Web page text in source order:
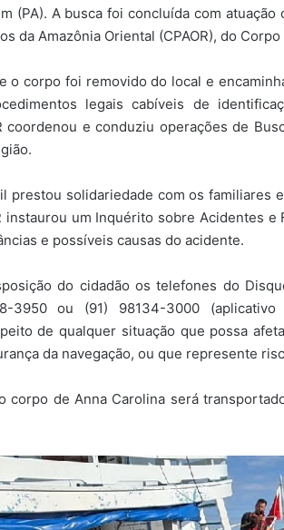
(PA). A busca foi concluída com
da Amazônia Oriental (CPAOR), do
o corpo foi removido do local e
legais cabíveis de
coordenou e conduziu operações de
prestou solidariedade com os familiares
instaurou um Inquérito sobre Acidentes e
e possíveis causas do acidente.
do cidadão os telefones do
3950 ou (91) 98134-3000
de qualquer situação que possa
da navegação, ou que represente
corpo de Anna Carolina será